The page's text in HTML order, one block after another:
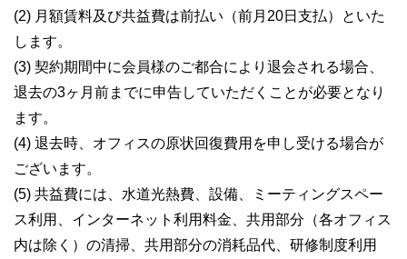
(2) 月額賃料及び共益費は前払い（前月20日支払）といた
します。
(3) 契約期間中に会員様のご都合により退会される場合、
退去の3ヶ月前までに申告していただくことが必要となり
ます。
(4) 退去時、オフィスの原状回復費用を申し受ける場合が
ございます。
(5) 共益費には、水道光熱費、設備、ミーティングスペー
ス利用、インターネット利用料金、共用部分（各オフィス
内は除く）の清掃、共用部分の消耗品代、研修制度利用